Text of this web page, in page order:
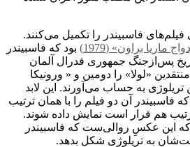
فیلم‌های فاسبیندر را تکمیل می‌کنند.
ماریا براون» (1979)
بود که فاسبیندر
پس‌ازجنگ جمهوری فدرال آلمان
«لولا» را دومین و « ورونیکا
به حساب می‌آورند. این لابد
فاسبیندر آن دو فیلم را با همان ترتیب
هم قرار است نمایش داده شوند.
این عکسِ روالی‌ست که فاسبیندر
به تریلوژی شکل بدهد.